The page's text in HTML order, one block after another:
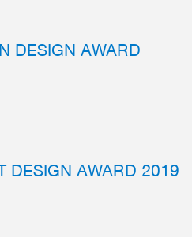
DESIGN AWARD
DESIGN AWARD 2019